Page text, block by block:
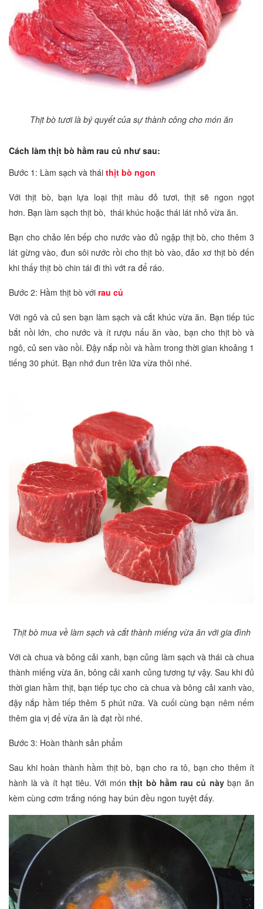
Thịt bò tươi là bý quyết của sự thành công cho món ăn
Cách làm thịt bò hầm rau củ như sau:
Bước 1: Làm sạch và thái thịt bò ngon
Với thịt bò, bạn lựa loại thịt màu đỏ tươi, thịt sẽ ngon ngọt
hơn. Bạn làm sạch thịt bò, thái khúc hoặc thái lát nhỏ vừa ăn.
Bạn cho chảo lên bếp cho nước vào đủ ngập thịt bò, cho thêm 3
lát gừng vào, đun sôi nước rồi cho thịt bò vào, đảo xơ thịt bò đến
khi thấy thịt bò chin tái đi thì vớt ra để ráo.
Bước 2: Hầm thịt bò với rau củ
Với ngô và củ sen bạn làm sạch và cắt khúc vừa ăn. Bạn tiếp túc
bắt nồi lớn, cho nước và ít rượu nấu ăn vào, bạn cho thịt bò và
ngô, củ sen vào nồi. Đậy nắp nồi và hầm trong thời gian khoảng 1
tiếng 30 phút. Bạn nhớ đun trên lữa vừa thôi nhé.
Thịt bò mua về làm sạch và cắt thành miếng vừa ăn với gia đình
Với cà chua và bông cải xanh, bạn củng làm sạch và thái cà chua
thành miếng vừa ăn, bông cải xanh củng tương tự vậy. Sau khi đủ
thời gian hầm thịt, bạn tiếp tục cho cà chua và bông cải xanh vào,
đậy nắp hầm tiếp thêm 5 phút nữa. Và cuối cùng bạn nêm nếm
thêm gia vị để vừa ăn là đạt rồi nhé.
Bước 3: Hoàn thành sản phẩm
Sau khi hoàn thành hầm thịt bò, bạn cho ra tô, bạn cho thêm ít
hành là và ít hạt tiêu. Với mónthịt bò hầm rau củ nàybạn ăn
kèm cùng cơm trắng nóng hay bún đều ngon tuyệt đấy.